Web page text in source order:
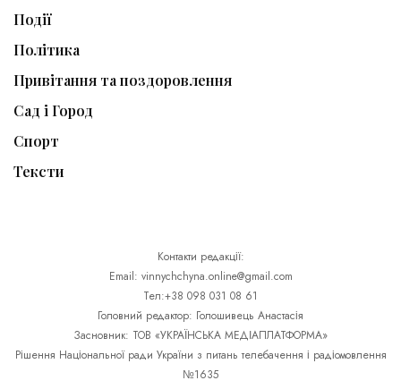
Події
Політика
Привітання та поздоровлення
Сад і Город
Спорт
Тексти
Контакти редакції:
Email: vinnychchyna.online@gmail.com
Тел:+38 098 031 08 61
Головний редактор: Голошивець Анастасія
Засновник: ТОВ «УКРАЇНСЬКА МЕДІАПЛАТФОРМА»
Рішення Національної ради України з питань телебачення і радіомовлення
№1635